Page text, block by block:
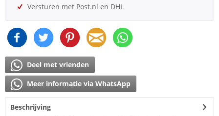
Versturen met Post.nl en DHL
Deel met vrienden
Meer informatie via WhatsApp
Beschrijving